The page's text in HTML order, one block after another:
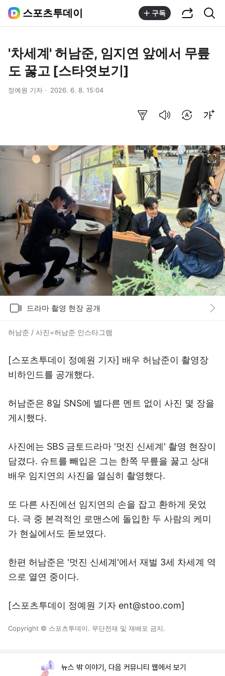
스포츠투데이 구독
'차세계' 허남준, 임지연 앞에서 무릎
도 꿇고 [스타엿보기]
정예원 기자 2026. 6. 8. 15:04
드라마 촬영 현장 공개
허남준 / 사진=허남준 인스타그램
[스포츠투데이 정예원 기자] 배우 허남준이 촬영장
비하인드를 공개했다.
허남준은 8일 SNS에 별다른 멘트 없이 사진 몇 장을
게시했다.
사진에는 SBS 금토드라마 '멋진 신세계' 촬영 현장이
담겼다. 슈트를 빼입은 그는 한쪽 무릎을 꿇고 상대
배우 임지연의 사진을 열심히 촬영했다.
또 다른 사진에선 임지연의 손을 잡고 환하게 웃었
다. 극 중 본격적인 로맨스에 돌입한 두 사람의 케미
가 현실에서도 돋보였다.
한편 허남준은 '멋진 신세계'에서 재벌 3세 차세계 역
으로 열연 중이다.
[스포츠투데이 정예원 기자 ent@stoo.com]
Copyright © 스포츠투데이. 무단전재 및 재배포 금지.
뉴스 밖 이야기, 다음 커뮤니티 웹에서 보기